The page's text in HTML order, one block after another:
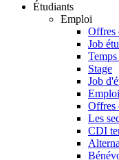
Étudiants
Emploi
Offres
Job
Stage
Job
Offres
Les
CDI